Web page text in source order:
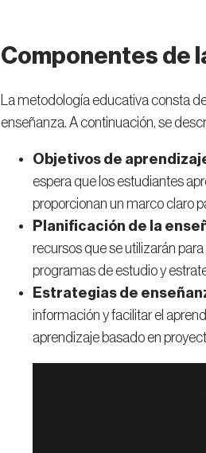
Componentes de
La metodología educativa consta
enseñanza. A continuación, se
Objetivos de
espera que los estudiantes
proporcionan un marco claro
Planificación de la
recursos que se utilizarán
programas de estudio y
Estrategias de
información y facilitar el
aprendizaje basado en